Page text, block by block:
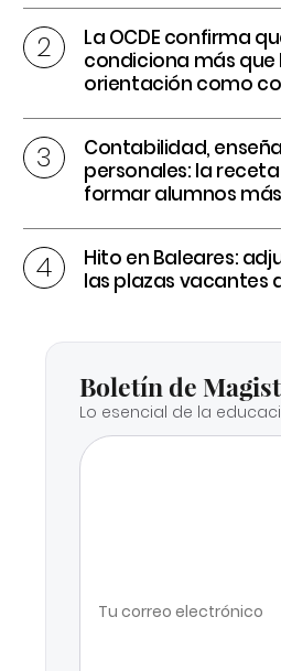
La OCDE confirma
condiciona más que
orientación como
Contabilidad,
personales: la
formar alumnos
Hito en Baleares:
las plazas vacantes
Boletín de
Lo esencial de la